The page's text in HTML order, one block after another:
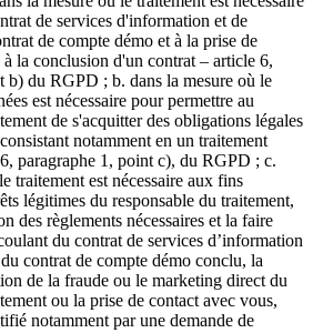
de services d'information et de
de compte démo et à la prise de
à la conclusion d'un contrat – article 6,
b) du RGPD ; b. dans la mesure où le
est nécessaire pour permettre au
de s'acquitter des obligations légales
notamment en un traitement
paragraphe 1, point c), du RGPD ; c.
traitement est nécessaire aux fins
légitimes du responsable du traitement,
des règlements nécessaires et la faire
du contrat de services d’information
contrat de compte démo conclu, la
de la fraude ou le marketing direct du
ou la prise de contact avec vous,
notamment par une demande de